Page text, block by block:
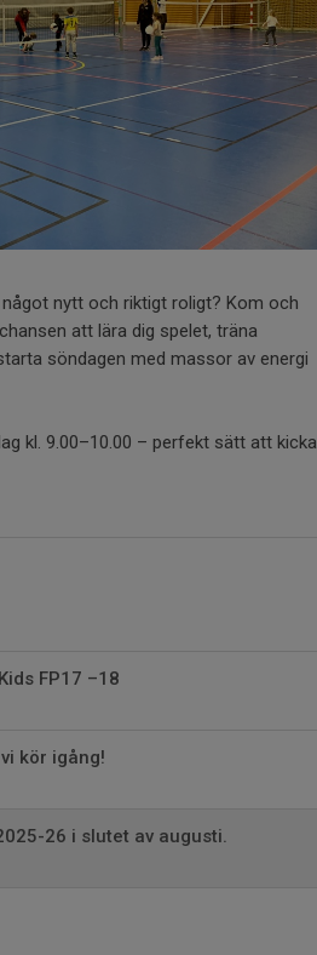
nytt och riktigt roligt? Kom och
att lära dig spelet, träna
söndagen med massor av energi
kl. 9.00–10.00 – perfekt sätt att kicka
FP17 –18
kör igång!
26 i slutet av augusti.